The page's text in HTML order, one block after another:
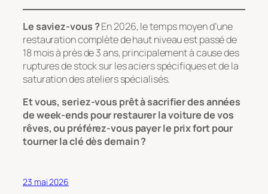
Le saviez-vous ?En 2026, le temps moyen d’une
restauration complète de haut niveau est passé de
18 mois à près de 3 ans, principalement à cause des
ruptures de stock sur les aciers spécifiques et de la
saturation des ateliers spécialisés.
Et vous, seriez-vous prêt à sacrifier des années
de week-ends pour restaurer la voiture de vos
rêves, ou préférez-vous payer le prix fort pour
tourner la clé dès demain ?
23 mai 2026